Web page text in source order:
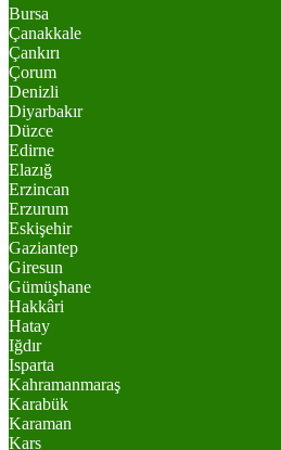
Bursa
Çanakkale
Çankırı
Çorum
Denizli
Diyarbakır
Düzce
Edirne
Elazığ
Erzincan
Erzurum
Eskişehir
Gaziantep
Giresun
Gümüşhane
Hakkâri
Hatay
Iğdır
Isparta
Kahramanmaraş
Karabük
Karaman
Kars